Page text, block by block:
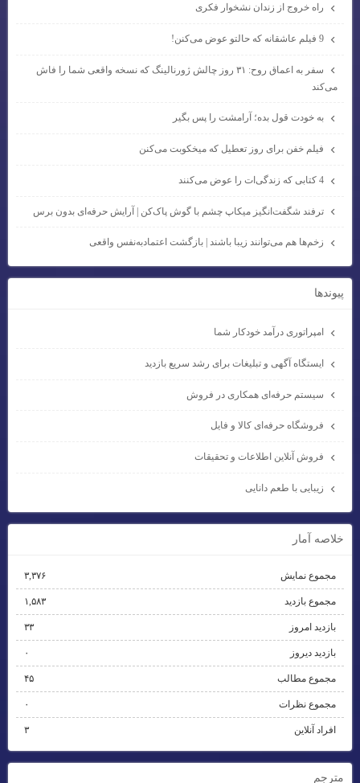
راه خروج از زندان نشخوار فکری
9 فیلم عاشقانه که حالتو عوض می‌کنن!
سفر به اعماق روح: ۳۱ روز چالش ژورنالینگ که نسخه واقعی شما را فاش
می‌کند
به خودت قول بده؛ آرامشت را پس بگیر
فیلم خفن برای روز تعطیل که میخکوبت می‌کنن
4 کتابی که زندگی‌ات را عوض می‌کنند
ترفند شگفت‌انگیز میکاپ چشم با گوش پاک‌کن | آرایش حرفه‌ای بدون برس
زخم‌ها هم می‌توانند زیبا باشند | بازگشت اعتمادبه‌نفس واقعی
پيوندها
امپراتوری درآمد خودکار شما
ایستگاه آگهی و تبلیغات برای رشد سریع بازدید
سیستم حرفه‌ای همکاری در فروش
فروشگاه حرفه‌ای کالا و فایل
فروش آنلاین اطلاعات و تحقیقات
زیبایی با طعم دانایی
خلاصه آمار
مجموع نمایش‌ ۳,۳۷۶
مجموع بازدید ۱,۵۸۳
بازدید امروز ۳۳
بازدید دیروز ۰
مجموع مطالب ۴۵
مجموع نظرات ۰
افراد آنلاین ۳
مترجم